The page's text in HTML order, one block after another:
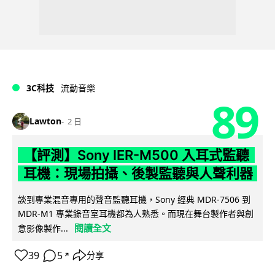
3C科技 流動音樂
Lawton 2 日 89
【評測】Sony IER-M500 入耳式監聽
耳機：現場拍攝、後製監聽與人聲利器
談到專業混音專用的聲音監聽耳機，Sony 經典 MDR-7506 到
MDR-M1 專業錄音室耳機都為人熟悉。而現在舞台製作者與創
意影像製作...
閱讀全文
39 5 ↗ 分享